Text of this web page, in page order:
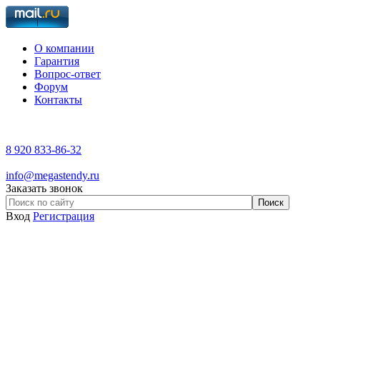
О компании
Гарантия
Вопрос-ответ
Форум
Контакты
8 920 833-86-32
info@megastendy.ru
Заказать звонок
Вход Регистрация